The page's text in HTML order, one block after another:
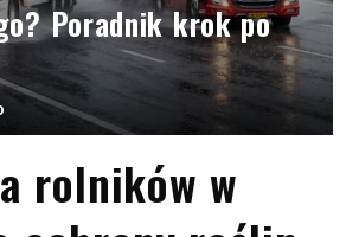
Poradnik krok po
rolników w